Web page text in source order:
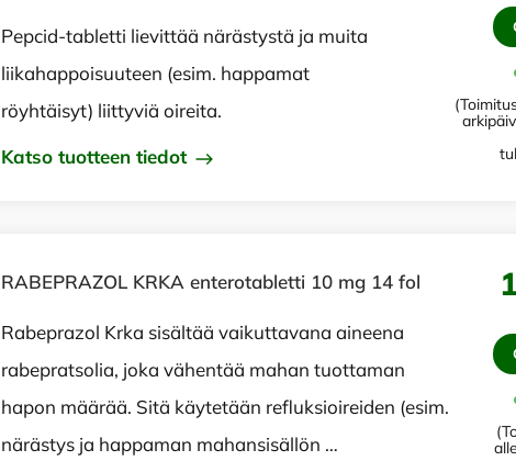
Pepcid-tabletti lievittää närästystä ja muita
liikahappoisuuteen (esim. happamat
röyhtäisyt) liittyviä oireita.
Katso tuotteen tiedot
RABEPRAZOL KRKA enterotabletti 10 mg 14 fol
Rabeprazol Krka sisältää vaikuttavana aineena
rabepratsolia, joka vähentää mahan tuottaman
hapon määrää. Sitä käytetään refluksioireiden (esim.
närästys ja happaman mahansisällön …